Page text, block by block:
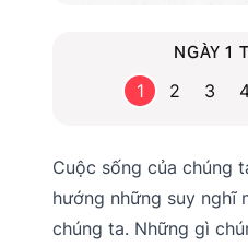
NGÀY 1
1 2 3
Cuộc sống của chúng
hướng những suy nghĩ
chúng ta. Những gì